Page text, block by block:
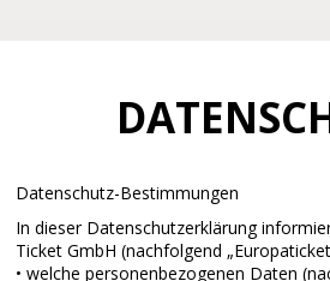
Datenschutz-Bestimmungen
In dieser Datenschutzerklärung
Ticket GmbH (nachfolgend
• welche personenbezogenen Daten